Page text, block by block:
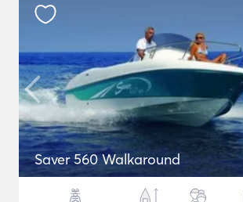
Saver 560 Walkaround